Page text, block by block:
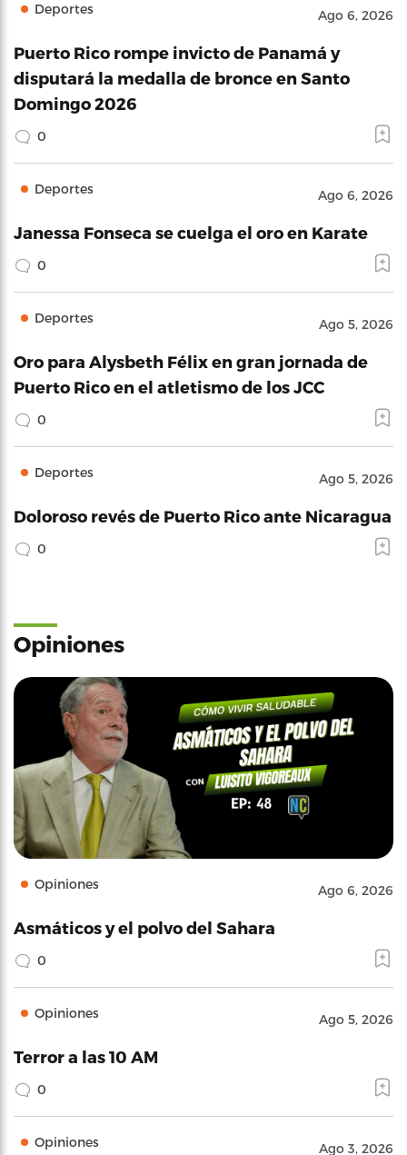
Deportes Ago 6, 2026
Puerto Rico rompe invicto de Panamá y
disputará la medalla de bronce en Santo
Domingo 2026
0
Deportes Ago 6, 2026
Janessa Fonseca se cuelga el oro en Karate
0
Deportes Ago 5, 2026
Oro para Alysbeth Félix en gran jornada de
Puerto Rico en el atletismo de los JCC
0
Deportes Ago 5, 2026
Doloroso revés de Puerto Rico ante Nicaragua
0
Opiniones
Opiniones Ago 6, 2026
Asmáticos y el polvo del Sahara
0
Opiniones Ago 5, 2026
Terror a las 10 AM
0
Opiniones Ago 3, 2026